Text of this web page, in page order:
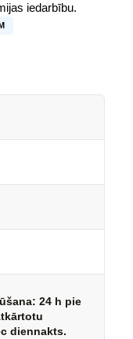
iedarbību.
24 h pie
diennakts.